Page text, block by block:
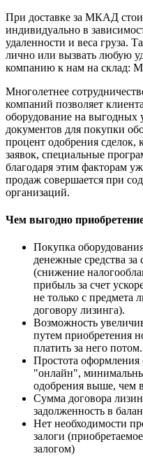
При доставке за МКАД
индивидуально в
удаленности и веса груза.
лично или вызвать любую
компанию к нам на склад:
Многолетнее
компаний позволяет
оборудование на
документов для покупки
процент одобрения сделок,
заявок, специальные
благодаря этим факторам
продаж совершается при
организаций.
Чем выгодно
Покупка
денежные средства
(снижение
прибыль за счет
не только с предмета
договору лизинга).
Возможность
путем приобретения
платить за него потом.
Простота
"онлайн",
одобрения выше, чем
Сумма договора
задолженность в
Нет необходимости
залоги
залогом)